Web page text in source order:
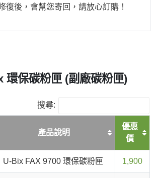
復後，會幫您寄回，請放心訂購！
環保碳粉匣 (副廠碳粉匣)
搜尋:
產品說明
優惠
價
U-Bix FAX 9700 環保碳粉匣 1,900